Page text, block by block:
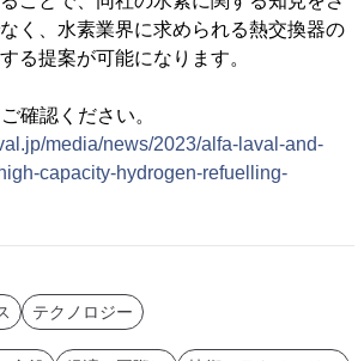
く、水素業界に求められる熱交換器の
る提案が可能になります。
確認ください。
media/news/2023/alfa-laval-and-
capacity-hydrogen-refuelling-
テクノロジー